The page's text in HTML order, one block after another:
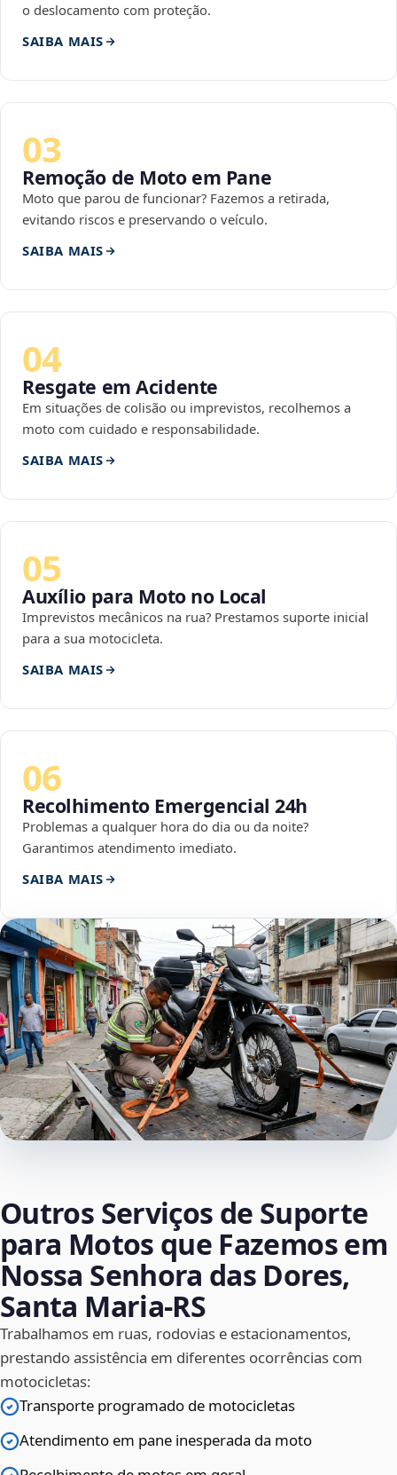
o deslocamento com proteção.
SAIBA MAIS
03
Remoção de Moto em Pane
Moto que parou de funcionar? Fazemos a retirada,
evitando riscos e preservando o veículo.
SAIBA MAIS
04
Resgate em Acidente
Em situações de colisão ou imprevistos, recolhemos a
moto com cuidado e responsabilidade.
SAIBA MAIS
05
Auxílio para Moto no Local
Imprevistos mecânicos na rua? Prestamos suporte inicial
para a sua motocicleta.
SAIBA MAIS
06
Recolhimento Emergencial 24h
Problemas a qualquer hora do dia ou da noite?
Garantimos atendimento imediato.
SAIBA MAIS
Outros Serviços de Suporte
para Motos que Fazemos em
Nossa Senhora das Dores,
Santa Maria‑RS
Trabalhamos em ruas, rodovias e estacionamentos,
prestando assistência em diferentes ocorrências com
motocicletas:
Transporte programado de motocicletas
Atendimento em pane inesperada da moto